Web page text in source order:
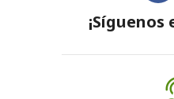
¡Síguenos